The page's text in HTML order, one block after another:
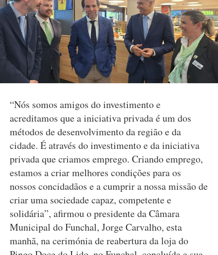
“Nós somos amigos do investimento e
acreditamos que a iniciativa privada é um dos
métodos de desenvolvimento da região e da
cidade. É através do investimento e da iniciativa
privada que criamos emprego. Criando emprego,
estamos a criar melhores condições para os
nossos concidadãos e a cumprir a nossa missão de
criar uma sociedade capaz, competente e
solidária”, afirmou o presidente da Câmara
Municipal do Funchal, Jorge Carvalho, esta
manhã, na cerimónia de reabertura da loja do